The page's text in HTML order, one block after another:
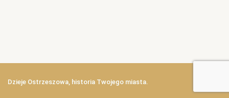
Dzieje Ostrzeszowa, historia Twojego miasta.